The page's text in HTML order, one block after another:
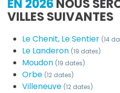
EN 2026 NOUS
VILLES SUIVANTES
Le Chenit, Le Sentier (14
Le Landeron (19 dates)
Moudon (19 dates)
Orbe (12 dates)
Villeneuve (12 dates)